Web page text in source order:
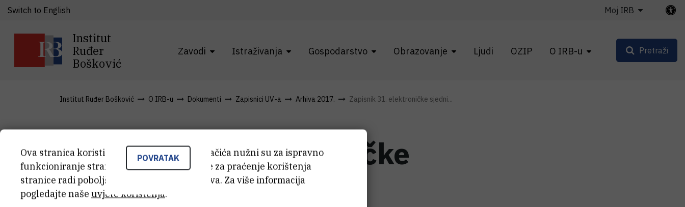
Institut
Ruđer
Bošković
Zavodi Istraživanja Gospodarstvo Obrazovanje Ljudi OZIP O IRB-u
Switch to English Moj IRB
Pretraži
Institut Ruđer Bošković O IRB-u Dokumenti Zapisnici UV-a Arhiva 2017. Zapisnik 31. elektroničke sjedni...
Zapisnik 31. elektroničke
sjednice UV
POVRATAK
Ova stranica koristi kolačiće. Neki od tih kolačića nužni su za ispravno
funkcioniranje stranice, dok se drugi koriste za praćenje korištenja
stranice radi poboljšanja korisničkog iskustva. Za više informacija
pogledajte naše uvjete korištenja.